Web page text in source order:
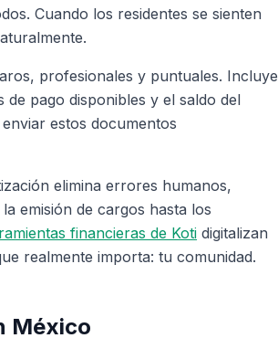
Cuando los residentes se sienten
profesionales y puntuales. Incluye
pago disponibles y el saldo del
estos documentos
elimina errores humanos,
emisión de cargos hasta los
financieras de Koti digitalizan
realmente importa: tu comunidad.
México